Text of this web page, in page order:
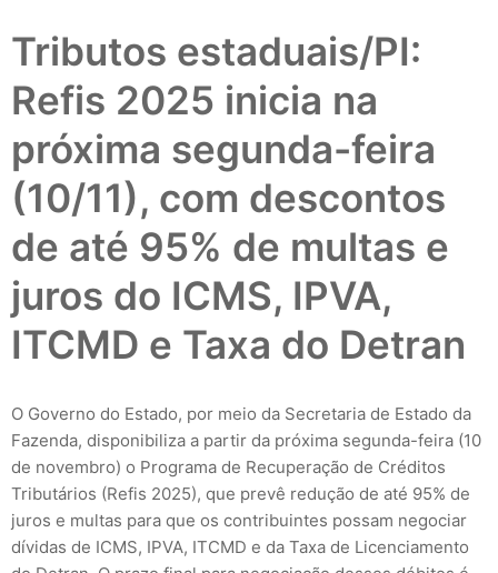
Tributos estaduais/PI:
Refis 2025 inicia na
próxima segunda-feira
(10/11), com descontos
de até 95% de multas e
juros do ICMS, IPVA,
ITCMD e Taxa do Detran
O Governo do Estado, por meio da Secretaria de Estado da
Fazenda, disponibiliza a partir da próxima segunda-feira (10
de novembro) o Programa de Recuperação de Créditos
Tributários (Refis 2025), que prevê redução de até 95% de
juros e multas para que os contribuintes possam negociar
dívidas de ICMS, IPVA, ITCMD e da Taxa de Licenciamento